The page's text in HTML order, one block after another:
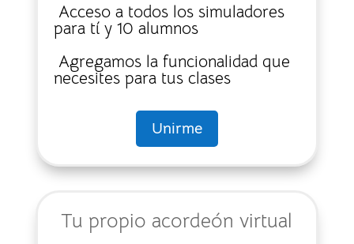
Acceso a todos los simuladores
para tí y 10 alumnos
Agregamos la funcionalidad que
necesites para tus clases
Unirme
Tu propio acordeón virtual